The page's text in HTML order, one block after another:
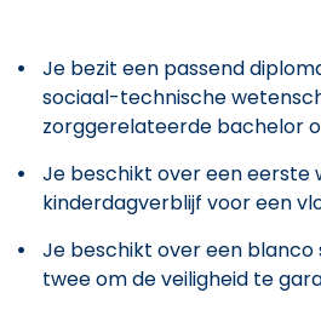
Je bezit een passend
sociaal-technische
zorggerelateerde bachelor
Je beschikt over een eerste
kinderdagverblijf voor een
Je beschikt over een
twee om de veiligheid te